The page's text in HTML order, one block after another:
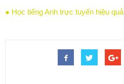
● Học tiếng Anh trực tuyến hiệu quả